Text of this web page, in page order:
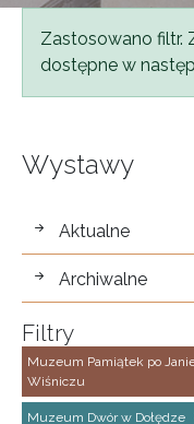
Komunikat
Zastosowano filtr.
dostępne w
Wystawy
wystawy
Aktualne
Archiwalne
Filtry
Muzeum Pamiątek po
Wiśniczu
Muzeum Dwór w Dołędze